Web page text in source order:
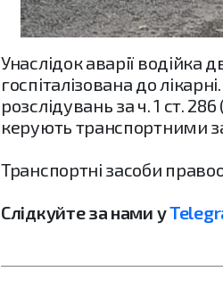
Унаслідок аварії водійка
госпіталізована до
розслідувань за ч. 1 ст.
керують транспортними
Транспортні засоби
Слідкуйте за нами у